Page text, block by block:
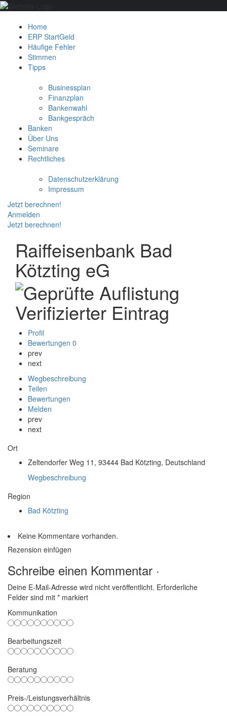
Home
ERP StartGeld
Häufige Fehler
Stimmen
Tipps
Businessplan
Finanzplan
Bankenwahl
Bankgespräch
Banken
Über Uns
Seminare
Rechtliches
Datenschutzerklärung
Impressum
Jetzt berechnen!
Anmelden
Jetzt berechnen!
Raiffeisenbank Bad
Kötzting eG
Verifizierter Eintrag
Profil
Bewertungen 0
prev
next
Wegbeschreibung
Teilen
Bewertungen
Melden
prev
next
Ort
Zeltendorfer Weg 11, 93444 Bad Kötzting, Deutschland
Wegbeschreibung
Region
Bad Kötzting
Keine Kommentare vorhanden.
Rezension einfügen
Schreibe einen Kommentar ·
Deine E-Mail-Adresse wird nicht veröffentlicht. Erforderliche
Felder sind mit * markiert
Kommunikation
Bearbeitungszeit
Beratung
Preis-/Leistungsverhältnis